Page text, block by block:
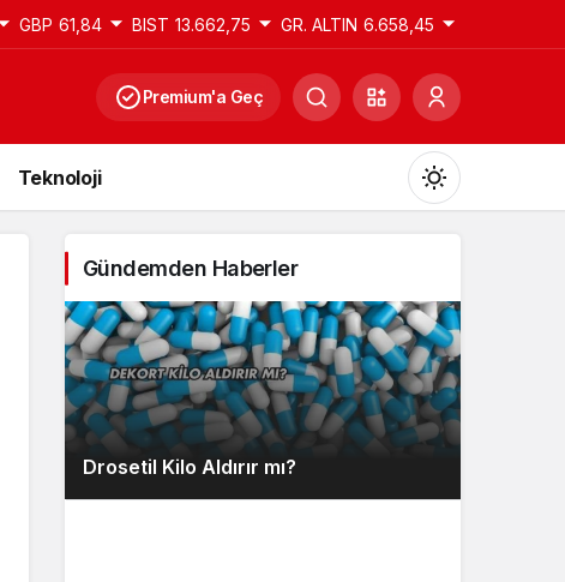
GBP 61,84 BIST 13.662,75 GR. ALTIN 6.658,45
Premium'a Geç
Teknoloji
Gündüz Modu
Gündüz modunu seçin.
Gece Modu
Gündemden Haberler
Drosetil Kilo Aldırır mı?